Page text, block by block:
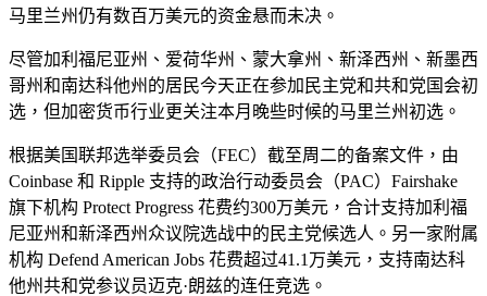
马里兰州仍有数百万美元的资金悬而未决。
尽管加利福尼亚州、爱荷华州、蒙大拿州、新泽西州、新墨西
哥州和南达科他州的居民今天正在参加民主党和共和党国会初
选，但加密货币行业更关注本月晚些时候的马里兰州初选。
根据美国联邦选举委员会（FEC）截至周二的备案文件，由
Coinbase 和 Ripple 支持的政治行动委员会（PAC）Fairshake
旗下机构 Protect Progress 花费约300万美元，合计支持加利福
尼亚州和新泽西州众议院选战中的民主党候选人。另一家附属
机构 Defend American Jobs 花费超过41.1万美元，支持南达科
他州共和党参议员迈克·朗兹的连任竞选。